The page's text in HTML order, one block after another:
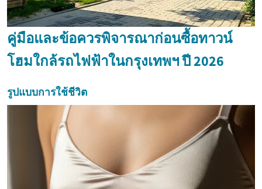
คู่มือและข้อควรพิจารณาก่อนซื้อทาวน์
โฮมใกล้รถไฟฟ้าในกรุงเทพฯ ปี 2026
รูปแบบการใช้ชีวิต